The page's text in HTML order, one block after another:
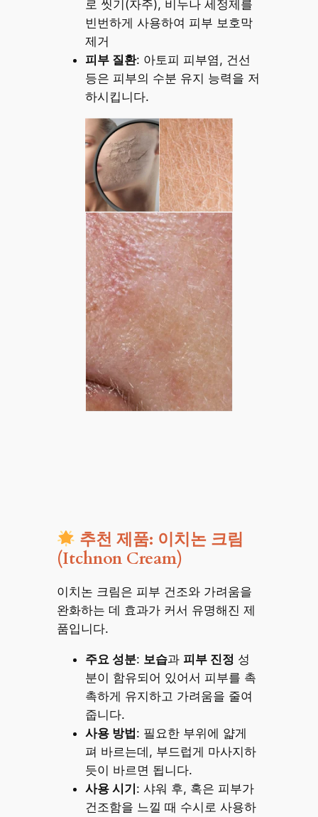
로 씻기(자주), 비누나 세정제를
빈번하게 사용하여 피부 보호막
제거
피부 질환: 아토피 피부염, 건선
등은 피부의 수분 유지 능력을 저
하시킵니다.
추천 제품: 이치논 크림
(Itchnon Cream)
이치논 크림은 피부 건조와 가려움을
완화하는 데 효과가 커서 유명해진 제
품입니다.
주요 성분: 보습과 피부 진정 성
분이 함유되어 있어서 피부를 촉
촉하게 유지하고 가려움을 줄여
줍니다.
사용 방법: 필요한 부위에 얇게
펴 바르는데, 부드럽게 마사지하
듯이 바르면 됩니다.
사용 시기: 샤워 후, 혹은 피부가
건조함을 느낄 때 수시로 사용하